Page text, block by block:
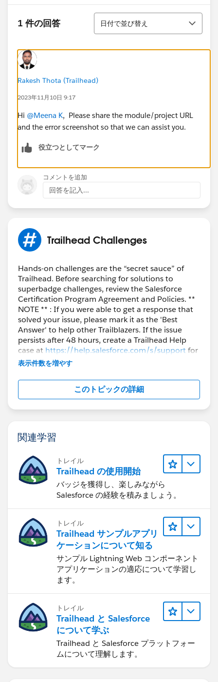
1 件の回答
並び替え
日付で並び替え
Rakesh Thota (Trailhead)
2023年11月10日 9:17
Hi @Meena K, Please share the module/project URL
and the error screenshot so that we can assist you.
役立つとしてマーク
コメントを追加
回答を記入...
Trailhead Challenges
Hands-on challenges are the “secret sauce” of
Trailhead. Before searching for solutions to
superbadge challenges, review the Salesforce
Certification Program Agreement and Policies. **
NOTE ** : If you were able to get a response that
solved your issue, please mark it as the 'Best
Answer' to help other Trailblazers. If the issue
persists after 48 hours, create a Trailhead Help
case at https://help.salesforce.com/s/supportfor
further assistance.
表示件数を増やす
このトピックの詳細
関連学習
トレイル
Trailhead の使用開始
バッジを獲得し、楽しみながら
Salesforce の経験を積みましょう。
トレイル
Trailhead サンプルアプリ
ケーションについて知る
サンプル Lightning Web コンポーネント
アプリケーションの適応について学習し
ます。
トレイル
Trailhead と Salesforce
について学ぶ
Trailhead と Salesforce プラットフォー
ムについて理解します。